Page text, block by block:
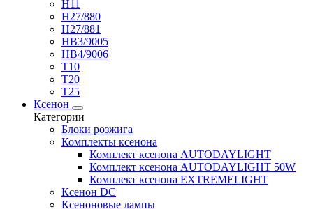
H11
H27/880
H27/881
HB3/9005
HB4/9006
T10
T20
T25
Ксенон
Категории
Блоки розжига
Комплекты ксенона
Комплект ксенона AUTODAYLIGHT
Комплект ксенона AUTODAYLIGHT 50W
Комплект ксенона EXTREMELIGHT
Ксенон DC
Ксеноновые лампы